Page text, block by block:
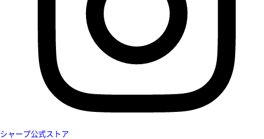
シャープ公式ストア